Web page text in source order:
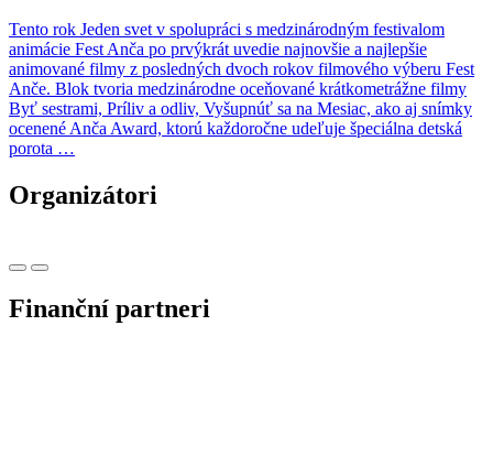
Tento rok Jeden svet v spolupráci s medzinárodným festivalom
animácie Fest Anča po prvýkrát uvedie najnovšie a najlepšie
animované filmy z posledných dvoch rokov filmového výberu Fest
Anče. Blok tvoria medzinárodne oceňované krátkometrážne filmy
Byť sestrami, Príliv a odliv, Vyšupnúť sa na Mesiac, ako aj snímky
ocenené Anča Award, ktorú každoročne udeľuje špeciálna detská
porota …
Organizátori
Finanční partneri